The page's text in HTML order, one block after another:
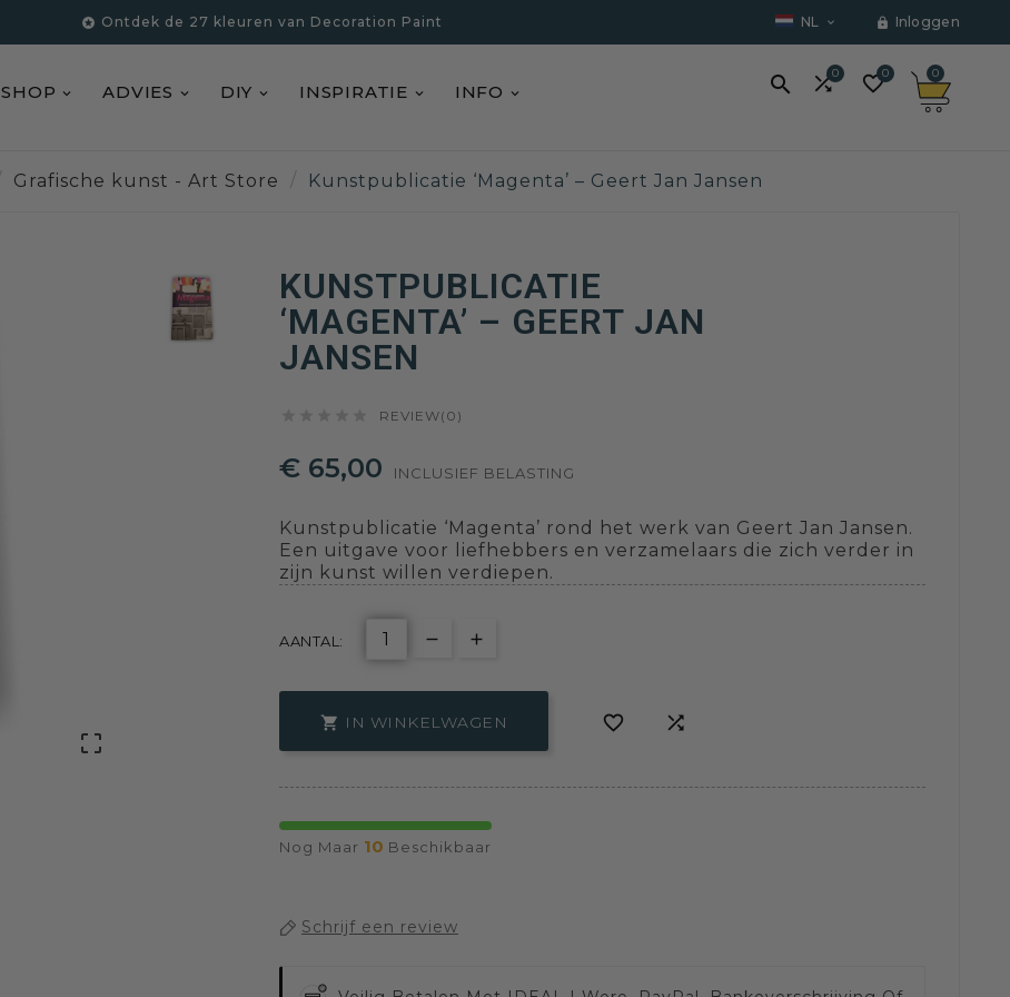
 Ontdek de 27 kleuren van Decoration Paint NL   Inloggen
SHOP ADVIES DIY INSPIRATIE INFO  0 0 0
Grafische kunst - Art Store Kunstpublicatie ‘Magenta’ – Geert Jan Jansen

KUNSTPUBLICATIE
‘MAGENTA’ – GEERT JAN
JANSEN
REVIEW(0)
€ 65,00 INCLUSIEF BELASTING
Kunstpublicatie ‘Magenta’ rond het werk van Geert Jan Jansen.
Een uitgave voor liefhebbers en verzamelaars die zich verder in
zijn kunst willen verdiepen.
AANTAL:
 IN WINKELWAGEN  
Nog Maar 10 Beschikbaar
Schrijf een review